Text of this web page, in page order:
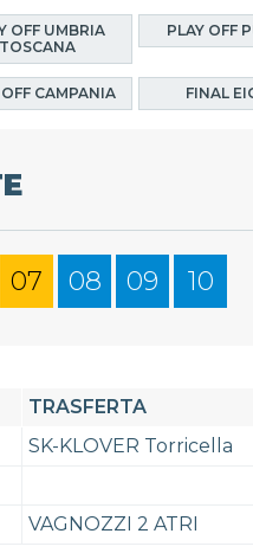
OFF UMBRIA
TOSCANA
PLAY OFF
CAMPANIA FINAL
07 08 09 10
TRASFERTA
SK-KLOVER Torricella
VAGNOZZI 2 ATRI